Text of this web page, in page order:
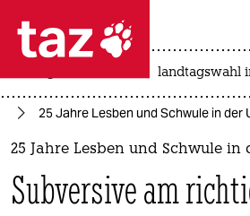
 taz zahl ich
taz zahl ich
themen
politik
landtagswahl
25 Jahre Lesben und Schwule in
25 Jahre Lesben und Schwule in
Subversive am